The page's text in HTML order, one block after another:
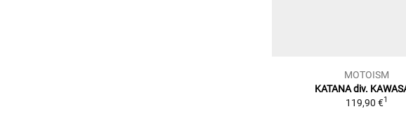
MOTOISM
KATANA div.
119,90 €1